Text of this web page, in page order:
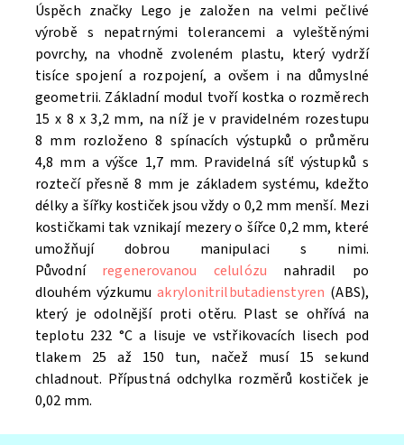
Úspěch značky Lego je založen na velmi pečlivé
výrobě s nepatrnými tolerancemi a vyleštěnými
povrchy, na vhodně zvoleném plastu, který vydrží
tisíce spojení a rozpojení, a ovšem i na důmyslné
geometrii. Základní modul tvoří kostka o rozměrech
15 x 8 x 3,2 mm, na níž je v pravidelném rozestupu
8 mm rozloženo 8 spínacích výstupků o průměru
4,8 mm a výšce 1,7 mm. Pravidelná síť výstupků s
roztečí přesně 8 mm je základem systému, kdežto
délky a šířky kostiček jsou vždy o 0,2 mm menší. Mezi
kostičkami tak vznikají mezery o šířce 0,2 mm, které
umožňují dobrou manipulaci s nimi.
Původní regenerovanou celulózu nahradil po
dlouhém výzkumuakrylonitrilbutadienstyren (ABS),
který je odolnější proti otěru. Plast se ohřívá na
teplotu 232 °C a lisuje ve vstřikovacích lisech pod
tlakem 25 až 150 tun, načež musí 15 sekund
chladnout. Přípustná odchylka rozměrů kostiček je
0,02 mm.